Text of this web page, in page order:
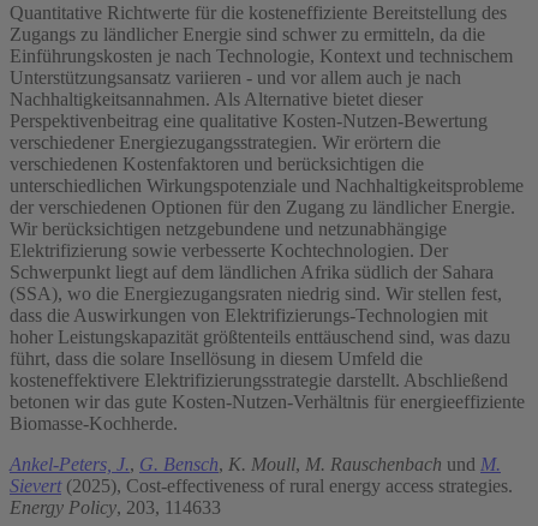
Quantitative Richtwerte für die kosteneffiziente Bereitstellung des
Zugangs zu ländlicher Energie sind schwer zu ermitteln, da die
Einführungskosten je nach Technologie, Kontext und technischem
Unterstützungsansatz variieren - und vor allem auch je nach
Nachhaltigkeitsannahmen. Als Alternative bietet dieser
Perspektivenbeitrag eine qualitative Kosten-Nutzen-Bewertung
verschiedener Energiezugangsstrategien. Wir erörtern die
verschiedenen Kostenfaktoren und berücksichtigen die
unterschiedlichen Wirkungspotenziale und Nachhaltigkeitsprobleme
der verschiedenen Optionen für den Zugang zu ländlicher Energie.
Wir berücksichtigen netzgebundene und netzunabhängige
Elektrifizierung sowie verbesserte Kochtechnologien. Der
Schwerpunkt liegt auf dem ländlichen Afrika südlich der Sahara
(SSA), wo die Energiezugangsraten niedrig sind. Wir stellen fest,
dass die Auswirkungen von Elektrifizierungs-Technologien mit
hoher Leistungskapazität größtenteils enttäuschend sind, was dazu
führt, dass die solare Insellösung in diesem Umfeld die
kosteneffektivere Elektrifizierungsstrategie darstellt. Abschließend
betonen wir das gute Kosten-Nutzen-Verhältnis für energieeffiziente
Biomasse-Kochherde.
Ankel-Peters, J., G. Bensch, K. Moull, M. Rauschenbach und M.
Sievert(2025), Cost-effectiveness of rural energy access strategies.
Energy Policy, 203, 114633